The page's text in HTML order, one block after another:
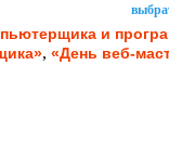
и
, «День веб-